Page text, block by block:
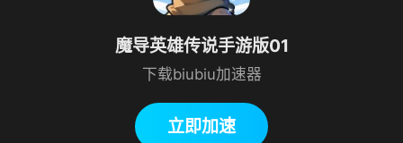
魔导英雄传说手游版01
下载biubiu加速器
立即加速